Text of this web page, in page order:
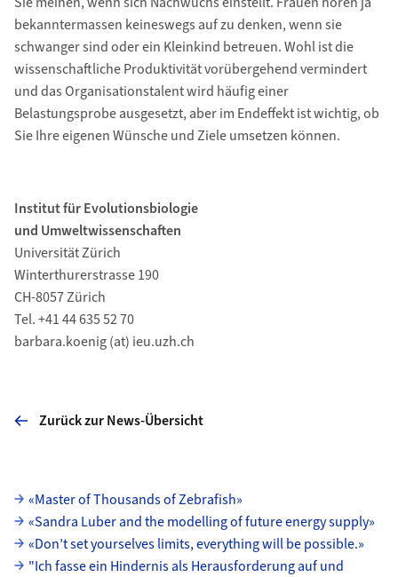
bekanntermassen keineswegs auf zu denken, wenn sie
schwanger sind oder ein Kleinkind betreuen. Wohl ist die
wissenschaftliche Produktivität vorübergehend vermindert
und das Organisationstalent wird häufig einer
Belastungsprobe ausgesetzt, aber im Endeffekt ist wichtig, ob
Sie Ihre eigenen Wünsche und Ziele umsetzen können.
Institut für Evolutionsbiologie
und Umweltwissenschaften
Universität Zürich
Winterthurerstrasse 190
CH-8057 Zürich
Tel. +41 44 635 52 70
barbara.koenig (at) ieu.uzh.ch
Zurück zur News-Übersicht
Unterseiten
«Master of Thousands of Zebrafish»
«Sandra Luber and the modelling of future energy supply»
«Don’t set yourselves limits, everything will be possible.»
"Ich fasse ein Hindernis als Herausforderung auf und